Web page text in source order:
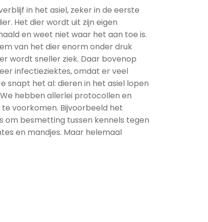
in het asiel, zeker in de eerste
Het dier wordt uit zijn eigen
en weet niet waar het aan toe is.
van het dier enorm onder druk
wordt sneller ziek. Daar bovenop
infectieziektes, omdat er veel
snapt het al: dieren in het asiel lopen
hebben allerlei protocollen en
voorkomen. Bijvoorbeeld het
om besmetting tussen kennels tegen
en mandjes. Maar helemaal